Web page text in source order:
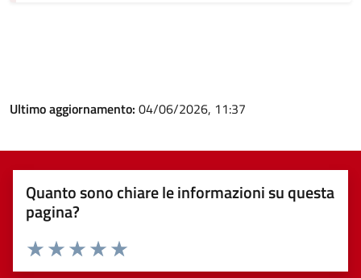
Ultimo aggiornamento: 04/06/2026, 11:37
Quanto sono chiare le informazioni su questa
pagina?
Valuta 5 stelle su 5
Valuta 4 stelle su 5
Valuta 3 stelle su 5
Valuta 2 stelle su 5
Valuta 1 stelle su 5